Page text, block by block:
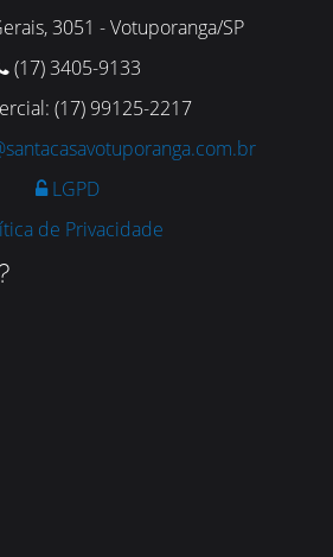
3051 - Votuporanga/SP
(17) 3405-9133
(17) 99125-2217
LGPD
de Privacidade